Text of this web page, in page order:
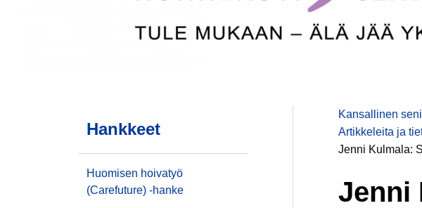
Kansallinen
Artikkeleita ja
Jenni Kulmala:
Jenni
Hankkeet
Huomisen hoivatyö
(Carefuture) -hanke